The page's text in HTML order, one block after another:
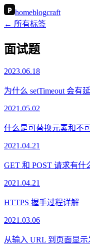
P homeblogcraft
← 所有标签
面试题
2023.06.18
为什么 setTimeout 会有延
2021.05.02
什么是可替换元素和不
2021.04.21
GET 和 POST 请求有什
2021.04.21
HTTPS 握手过程详解
2021.03.06
从输入 URL 到页面显示